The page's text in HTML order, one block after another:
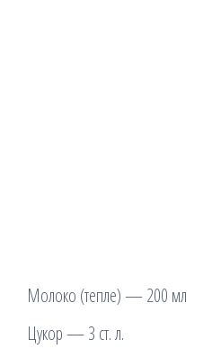
Молоко (тепле) — 200 мл
Цукор — 3 ст. л.